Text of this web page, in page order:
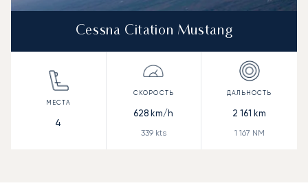
Cessna Citation Mustang
4
628 km/h
339kts
2 161 km
1 167 NM